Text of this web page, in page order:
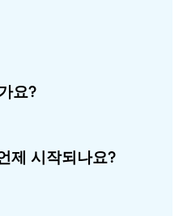
요?
제 시작되나요?